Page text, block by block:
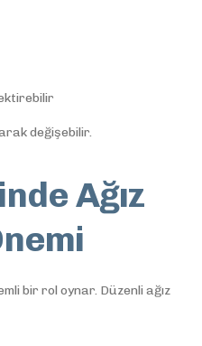
değişebilir.
Ağız
bir rol oynar. Düzenli ağız